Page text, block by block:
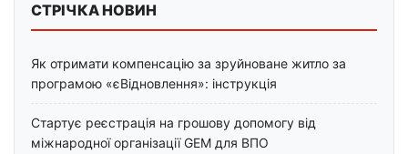
СТРІЧКА НОВИН
Як отримати компенсацію за зруйноване житло за
програмою «єВідновлення»: інструкція
Стартує реєстрація на грошову допомогу від
міжнародної організації GEM для ВПО